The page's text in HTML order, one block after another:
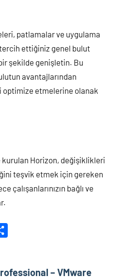
patlamalar ve uygulama
ettiğiniz genel bulut
şekilde genişletin. Bu
avantajlarından
etmelerine olanak
kurulan Horizon, değişiklikleri
teşvik etmek için gereken
çalışanlarınızın bağlı ve
– VMware